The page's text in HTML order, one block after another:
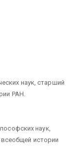
наук, старший
РАН.
наук,
истории